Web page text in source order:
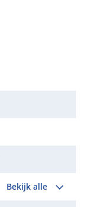
Bekijk alle